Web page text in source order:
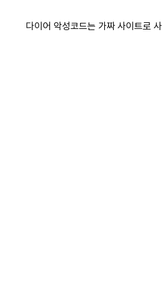
다이어 악성코드는 가짜 사이트로